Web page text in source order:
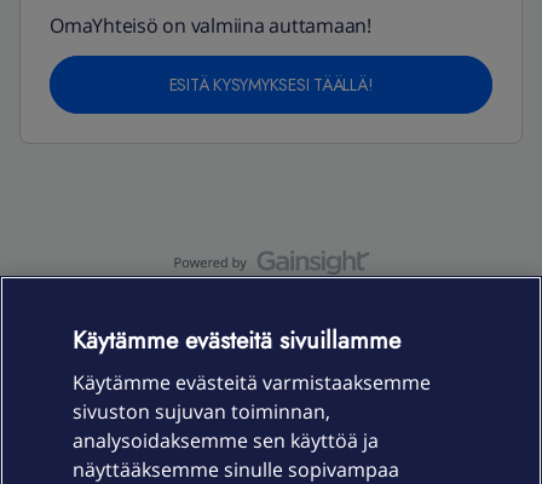
OmaYhteisö on valmiina auttamaan!
ESITÄ KYSYMYKSESI TÄÄLLÄ!
Laitteet & liittymät
Käytämme evästeitä sivuillamme
Käytämme evästeitä varmistaaksemme
sivuston sujuvan toiminnan,
analysoidaksemme sen käyttöä ja
näyttääksemme sinulle sopivampaa